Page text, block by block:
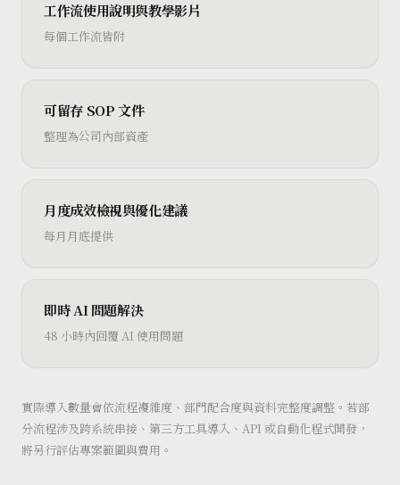
工作流使用說明與教學影片
每個工作流皆附
可留存 SOP 文件
整理為公司內部資產
月度成效檢視與優化建議
每月月底提供
即時 AI 問題解決
48 小時內回覆 AI 使用問題
實際導入數量會依流程複雜度、部門配合度與資料完整度調整。若部
分流程涉及跨系統串接、第三方工具導入、API 或自動化程式開發，
將另行評估專案範圍與費用。